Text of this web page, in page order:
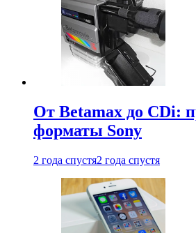
От Betamax до CDi:
форматы Sony
2 года спустя2 года спустя